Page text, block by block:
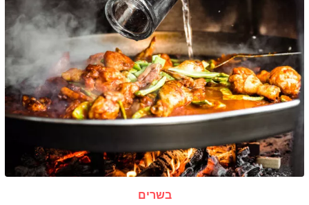
בשרים